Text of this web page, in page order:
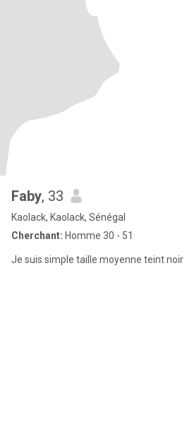
Faby, 33
Kaolack, Kaolack, Sénégal
Cherchant: Homme 30 - 51
Je suis simple taille moyenne teint noir